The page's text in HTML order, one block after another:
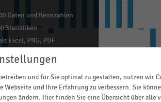
Daten und Kennzahlen
Statistiken
Excel, PNG, PDF
INFORMIEREN
und für Sie optimal zu gestalten, nutzen wir
Webseite und Ihre Erfahrung zu verbessern. Sie
ändern. Hier finden Sie eine Übersicht über alle